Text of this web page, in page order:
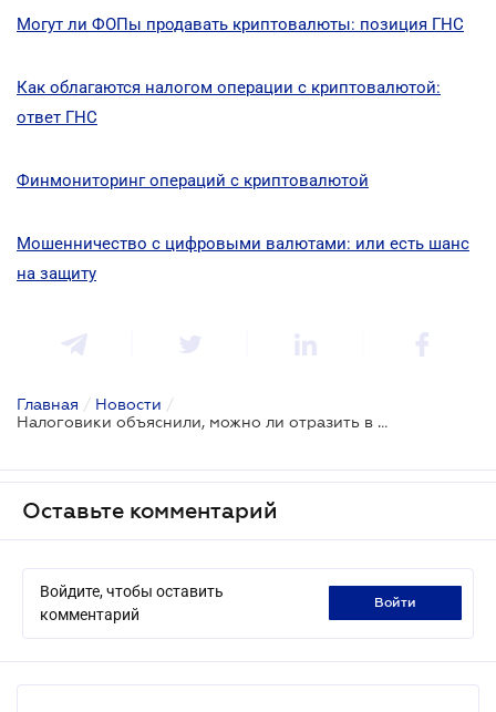
Могут ли ФОПы продавать криптовалюты: позиция ГНС
Как облагаются налогом операции с криптовалютой:
ответ ГНС
Финмониторинг операций с криптовалютой
Мошенничество с цифровыми валютами: или есть шанс
на защиту
Главная / Новости /
Налоговики объяснили, можно ли отразить в единовременной добровольной декларации наличие криптовалюты
Оставьте комментарий
Войдите, чтобы оставить
комментарий
войти